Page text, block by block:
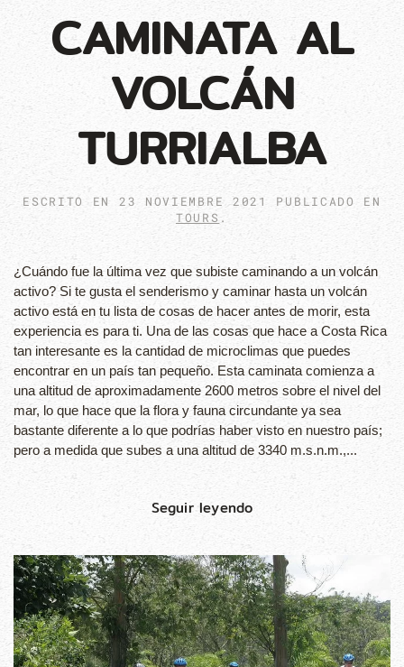
CAMINATA AL
VOLCÁN
TURRIALBA
ESCRITO EN 23 NOVIEMBRE 2021
PUBLICADO EN
TOURS .
¿Cuándo fue la última vez que subiste caminando a un volcán
activo? Si te gusta el senderismo y caminar hasta un volcán
activo está en tu lista de cosas de hacer antes de morir, esta
experiencia es para ti. Una de las cosas que hace a Costa Rica
tan interesante es la cantidad de microclimas que puedes
encontrar en un país tan pequeño. Esta caminata comienza a
una altitud de aproximadamente 2600 metros sobre el nivel del
mar, lo que hace que la flora y fauna circundante ya sea
bastante diferente a lo que podrías haber visto en nuestro país;
pero a medida que subes a una altitud de 3340 m.s.n.m.,...
Seguir leyendo